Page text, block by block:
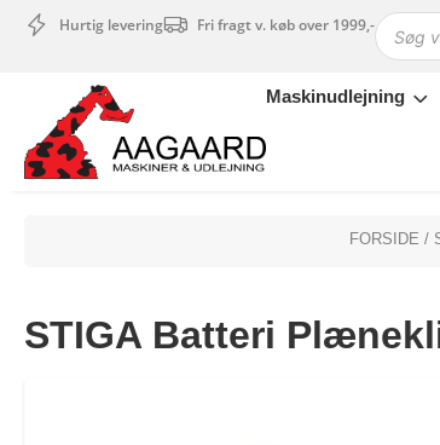
Hurtig levering Fri fragt v. køb over 1999,-
Maskinudlejning
Maskinudlejning
Have- og parkmaskiner
Sikkerhed og tilbehør
Outlet
FORSIDE /
STIGA Batteri